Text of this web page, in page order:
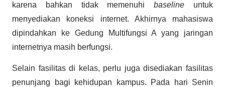
karena bahkan tidak memenuhibaseline untuk
menyediakan koneksi internet. Akhirnya mahasiswa
dipindahkan ke Gedung Multifungsi A yang jaringan
internetnya masih berfungsi.
Selain fasilitas di kelas, perlu juga disediakan fasilitas
penunjang bagi kehidupan kampus. Pada hari Senin